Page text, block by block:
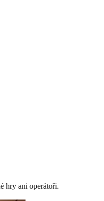
hry ani operátoři.